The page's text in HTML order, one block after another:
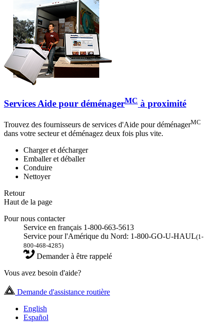
Services Aide pour déménagerMC à proximité
Trouvez des fournisseurs de services d'Aide pour déménagerMC
dans votre secteur et déménagez deux fois plus vite.
Charger et décharger
Emballer et déballer
Conduire
Nettoyer
Retour
Haut de la page
Pour nous contacter
Service en français 1-800-663-5613
Service pour l'Amérique du Nord: 1-800-GO-U-HAUL(1-
800-468-4285)
Demander à être rappelé
Vous avez besoin d'aide?
Demande d'assistance routière
English
Español